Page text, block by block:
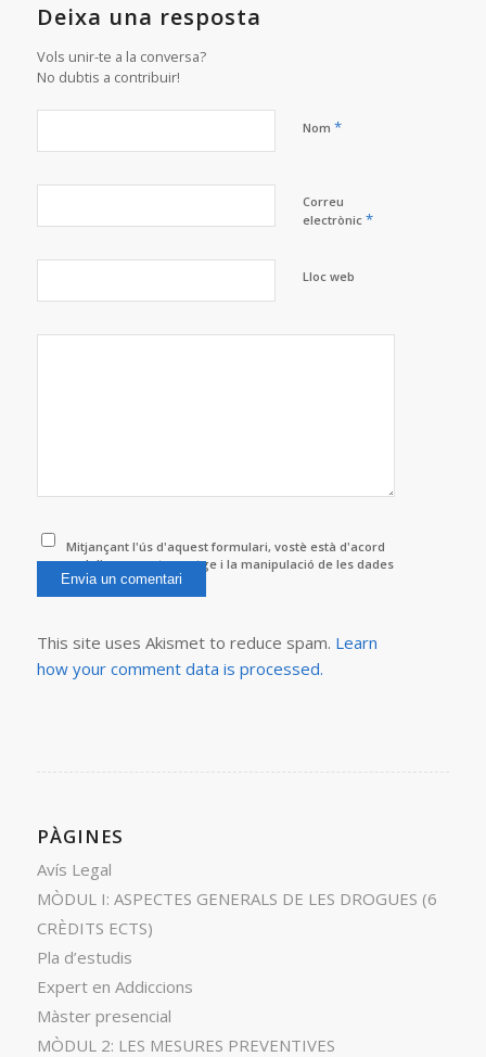
Deixa una resposta
Vols unir-te a la conversa?
No dubtis a contribuir!
Nom *
Correu
electrònic *
Lloc web
Mitjançant l'ús d'aquest formulari, vostè està d'acord
amb l'emmagatzematge i la manipulació de les dades
per aquest lloc web.
This site uses Akismet to reduce spam. Learn
how your comment data is processed.
PÀGINES
Avís Legal
MÒDUL I: ASPECTES GENERALS DE LES DROGUES (6
CRÈDITS ECTS)
Pla d’estudis
Expert en Addiccions
Màster presencial
MÒDUL 2: LES MESURES PREVENTIVES